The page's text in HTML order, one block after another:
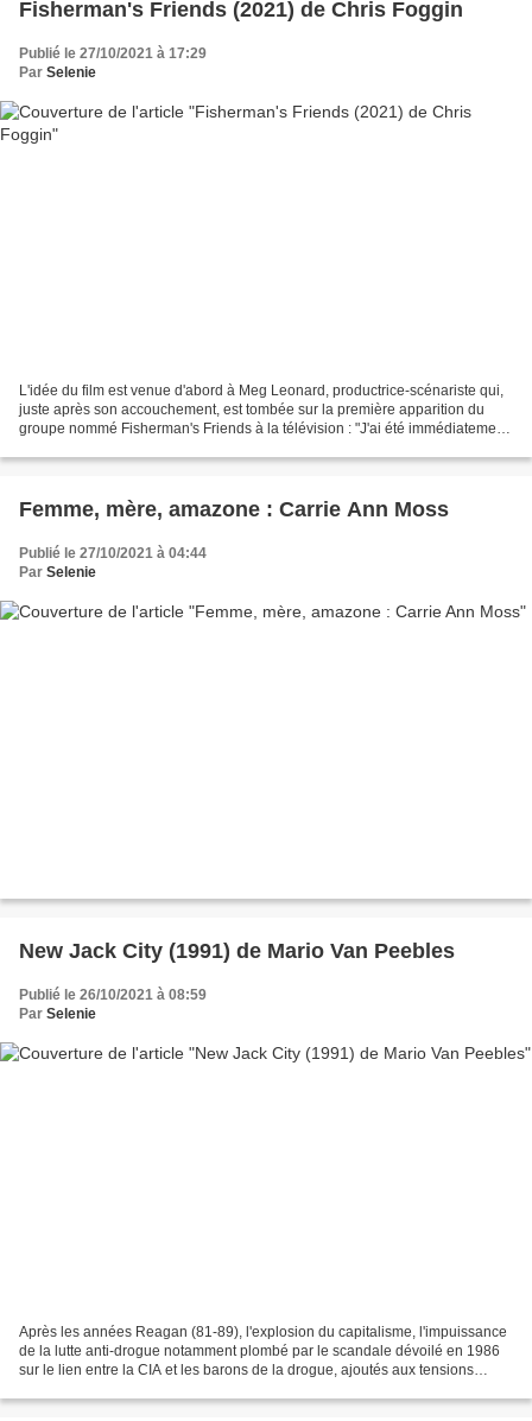
Fisherman's Friends (2021) de Chris Foggin
Publié le 27/10/2021 à 17:29
Par Selenie
L'idée du film est venue d'abord à Meg Leonard, productrice-scénariste qui,
juste après son accouchement, est tombée sur la première apparition du
groupe nommé Fisherman's Friends à la télévision : "J'ai été immédiatement
Femme, mère, amazone : Carrie Ann Moss
Publié le 27/10/2021 à 04:44
Par Selenie
New Jack City (1991) de Mario Van Peebles
Publié le 26/10/2021 à 08:59
Par Selenie
Après les années Reagan (81-89), l'explosion du capitalisme, l'impuissance
de la lutte anti-drogue notamment plombé par le scandale dévoilé en 1986
sur le lien entre la CIA et les barons de la drogue, ajoutés aux tensions